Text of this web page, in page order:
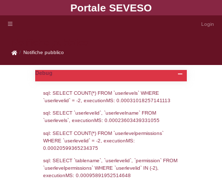
Portale
Notifiche pubblico
Notifiche pubblico
Debug
sql: SELECT COUNT(*) FROM `userlevels`
sql: SELECT `userlevelid`, `userlevelname`